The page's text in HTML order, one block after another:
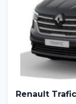
Renault